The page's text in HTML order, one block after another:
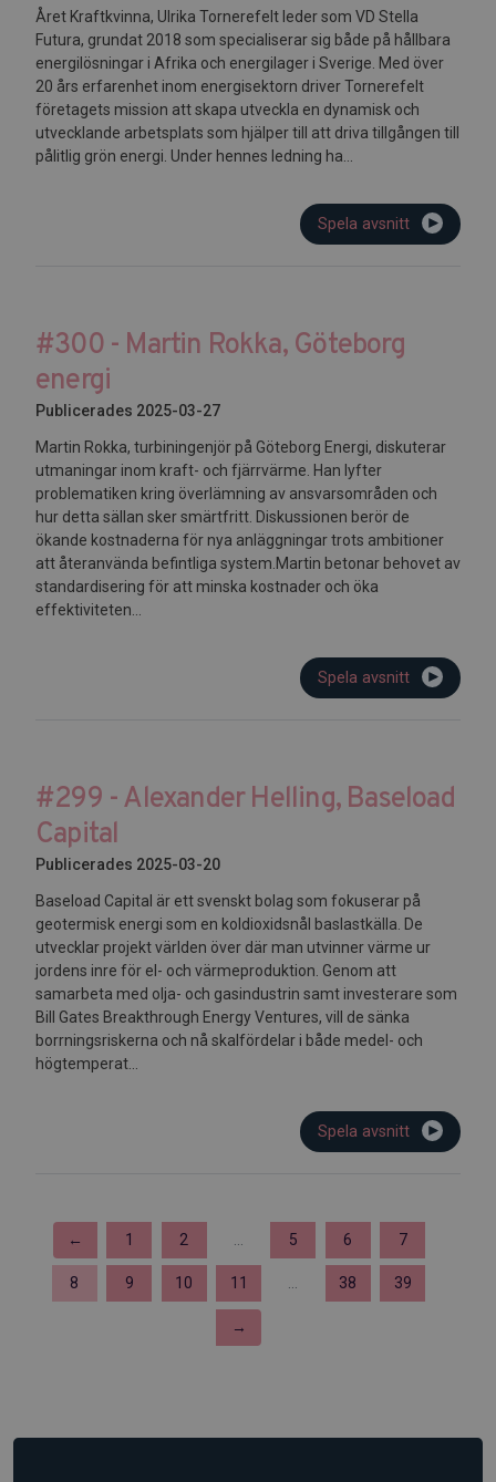
Året Kraftkvinna, Ulrika Tornerefelt leder som VD Stella
Futura, grundat 2018 som specialiserar sig både på hållbara
energilösningar i Afrika och energilager i Sverige. Med över
20 års erfarenhet inom energisektorn driver Tornerefelt
företagets mission att skapa utveckla en dynamisk och
utvecklande arbetsplats som hjälper till att driva tillgången till
pålitlig grön energi. Under hennes ledning ha...
Spela avsnitt
#300 - Martin Rokka, Göteborg
energi
Publicerades 2025-03-27
Martin Rokka, turbiningenjör på Göteborg Energi, diskuterar
utmaningar inom kraft- och fjärrvärme. Han lyfter
problematiken kring överlämning av ansvarsområden och
hur detta sällan sker smärtfritt. Diskussionen berör de
ökande kostnaderna för nya anläggningar trots ambitioner
att återanvända befintliga system.Martin betonar behovet av
standardisering för att minska kostnader och öka
effektiviteten...
Spela avsnitt
#299 - Alexander Helling, Baseload
Capital
Publicerades 2025-03-20
Baseload Capital är ett svenskt bolag som fokuserar på
geotermisk energi som en koldioxidsnål baslastkälla. De
utvecklar projekt världen över där man utvinner värme ur
jordens inre för el- och värmeproduktion. Genom att
samarbeta med olja- och gasindustrin samt investerare som
Bill Gates Breakthrough Energy Ventures, vill de sänka
borrningsriskerna och nå skalfördelar i både medel- och
högtemperat...
Spela avsnitt
← 1 2 5 6 7
8 9 10 11 ... 38 39
→